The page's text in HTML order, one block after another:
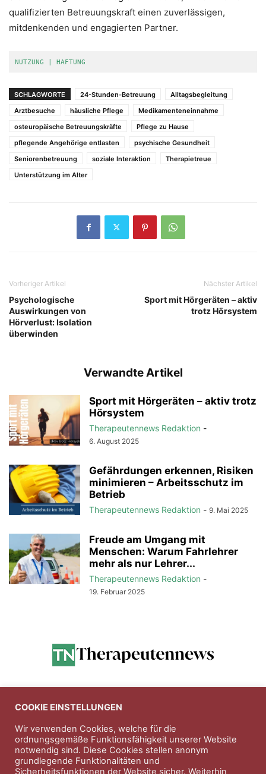
qualifizierten Betreuungskraft einen zuverlässigen,
mitdenkenden und engagierten Partner.
NUTZUNG | HAFTUNG
SCHLAGWORTE 24-Stunden-Betreuung
Alltagsbegleitung
Arztbesuche
häusliche Pflege
Medikamenteneinnahme
osteuropäische Betreuungskräfte
Pflege zu Hause
pflegende Angehörige entlasten
psychische Gesundheit
Seniorenbetreuung
soziale Interaktion
Therapietreue
Unterstützung im Alter
Vorheriger Artikel
Psychologische
Auswirkungen von
Hörverlust: Isolation
überwinden
Nächster Artikel
Sport mit Hörgeräten – aktiv
trotz Hörsystem
Verwandte Artikel
Sport mit Hörgeräten – aktiv trotz
Hörsystem
Therapeutennews Redaktion -
6. August 2025
Gefährdungen erkennen, Risiken
minimieren – Arbeitsschutz im
Betrieb
Therapeutennews Redaktion - 9. Mai 2025
Freude am Umgang mit
Menschen: Warum Fahrlehrer
mehr als nur Lehrer...
Therapeutennews Redaktion -
19. Februar 2025
Anzeigen
Entdecken Sie die hochwertigen
Nahrungsergänungsprodukte der FirmaNatura Vitalis
COOKIE EINSTELLUNGEN
Wir verwenden Cookies, welche für die
ordnungsgemäße Funktionsfähigkeit unserer Website
notwendig sind. Diese Cookies stellen anonym
grundlegende Funktionalitäten und
Sicherheitsfunktionen der Website sicher. Weiterhin